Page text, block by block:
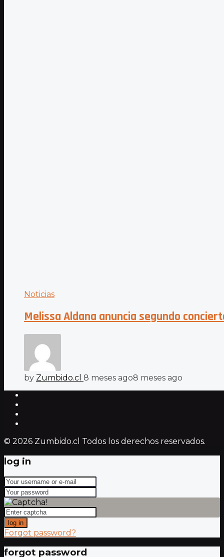
Noticias
Melissa Aldana anuncia segundo
by Zumbido.cl 8 meses ago8 meses ago
© 2026 Zumbido.cl Todos los derechos reservados.
log in
log in
Forgot password?
forgot password